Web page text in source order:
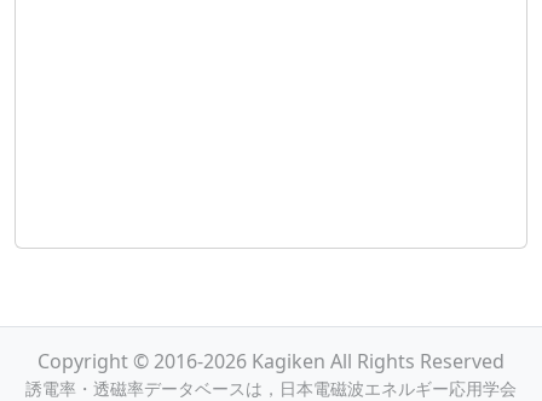
Copyright © 2016-2026 Kagiken All Rights Reserved
誘電率・透磁率データベースは，日本電磁波エネルギー応用学会